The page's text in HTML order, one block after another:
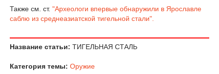
Также см. ст. "Археологи впервые обнаружили в Ярославле
саблю из среднеазиатской тигельной стали".
Название статьи: ТИГЕЛЬНАЯ СТАЛЬ
Категория темы: Оружие